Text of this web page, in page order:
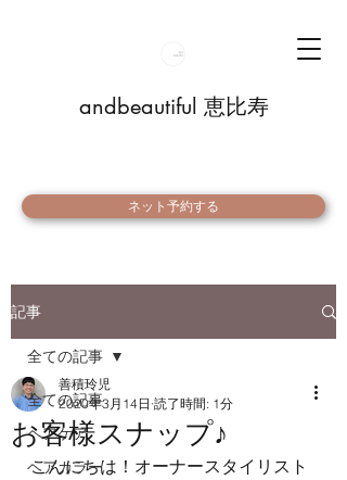
andbeautiful 恵比寿
ネット予約する
記事
全ての記事
ヘアケア
ヘアカラー
全ての記事
お客様スナップ♪
善積玲児
2020年3月14日 読了時間: 1分
こんにちは！オーナースタイリスト